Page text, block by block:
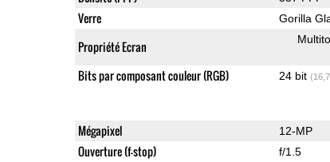
Verre Gorilla
Propriété Ecran
Bits par composant couleur (RGB) 24 bit
Mégapixel 12-MP
Ouverture (f-stop) f/1.5